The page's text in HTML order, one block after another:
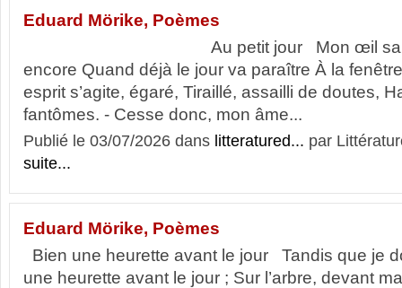
Eduard Mörike, Poèmes
Au petit jour Mon œil sans
encore Quand déjà le jour va paraître À la
esprit s’agite, égaré, Tiraillé, assailli de doutes,
fantômes. - Cesse donc, mon âme...
Publié le 03/07/2026 dans litteratured... par
suite...
Eduard Mörike, Poèmes
Bien une heurette avant le jour Tandis que je
une heurette avant le jour ; Sur l’arbre, devant